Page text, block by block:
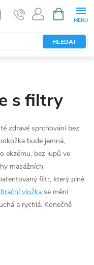
HLEDAT
NÁKUPNÍ
KOŠÍK
s filtry
zdravé sprchování bez
bude jemná,
ekzému, bez lupů ve
masážních
filtr, který plně
vložka se mění
a rychlá. Konečně